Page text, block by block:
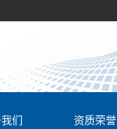
们 资质荣誉